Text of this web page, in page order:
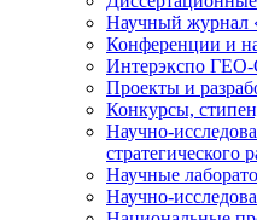
Научный журнал
Конференции и
Интерэкспо
Проекты и
Конкурсы,
Научно-
стратегического
Научные
Научно-